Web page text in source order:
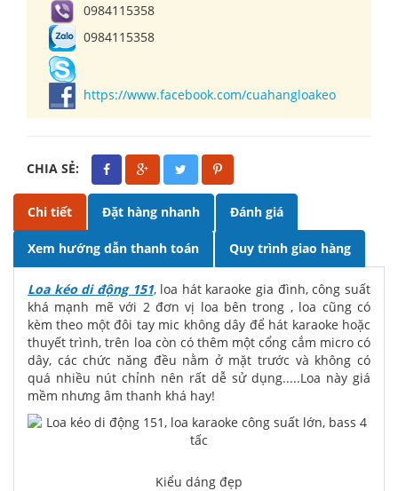
0984115358
0984115358
https://www.facebook.com/cuahangloakeo
CHIA SẺ:
Chi tiết Đặt hàng nhanh Đánh giá
Xem hướng dẫn thanh toán Quy trình giao hàng
Loa kéo di động 151, loa hát karaoke gia đình, công suất
khá mạnh mẽ với 2 đơn vị loa bên trong , loa cũng có
kèm theo một đôi tay mic không dây để hát karaoke hoặc
thuyết trình, trên loa còn có thêm một cổng cắm micro có
dây, các chức năng đều nằm ở mặt trước và không có
quá nhiều nút chỉnh nên rất dễ sử dụng.....Loa này giá
mềm nhưng âm thanh khá hay!
Kiểu dáng đẹp